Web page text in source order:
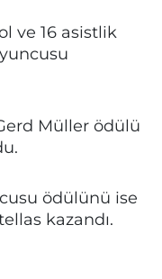
ve 16 asistlik
Müller ödülü
ödülünü ise
kazandı.